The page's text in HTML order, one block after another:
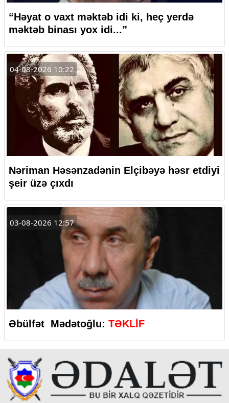
“Həyat o vaxt məktəb idi ki, heç yerdə
məktəb binası yox idi...”
04-08-2026 10:22
Nəriman Həsənzadənin Elçibəyə həsr etdiyi
şeir üzə çıxdı
03-08-2026 12:57
Əbülfət Mədətoğlu: TƏKLİF